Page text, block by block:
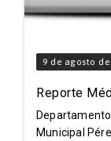
9 de agosto de
Reporte
Municipal